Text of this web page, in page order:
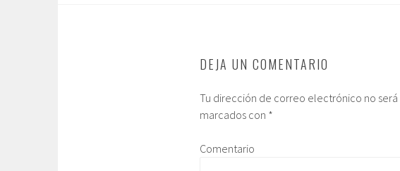
DEJA UN COMENTARIO
Tu dirección de correo electrónico no será
marcados con *
Comentario